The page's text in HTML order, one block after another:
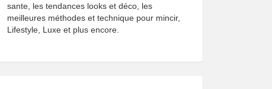
sante, les tendances looks et déco, les
meilleures méthodes et technique pour mincir,
Lifestyle, Luxe et plus encore.